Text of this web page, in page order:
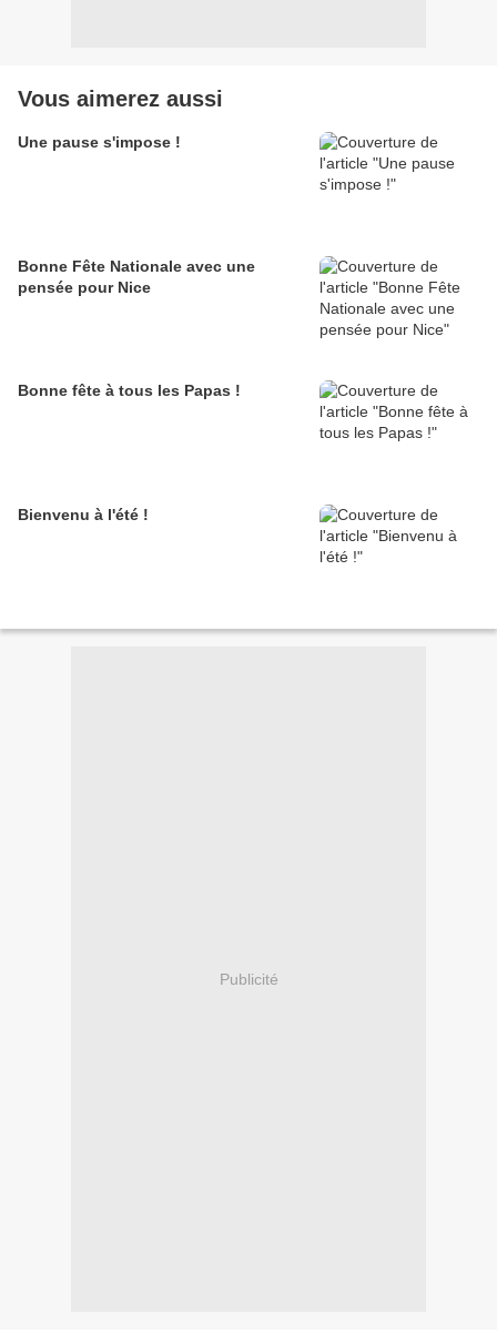
Vous aimerez aussi
Une pause s'impose !
Bonne Fête Nationale avec une
pensée pour Nice
Bonne fête à tous les Papas !
Bienvenu à l'été !
Publicité